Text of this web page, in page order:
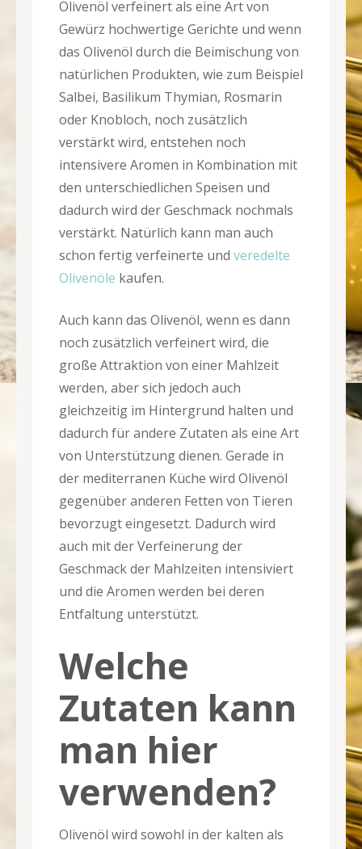
Olivenöl verfeinert als eine Art von
Gewürz hochwertige Gerichte und wenn
das Olivenöl durch die Beimischung von
natürlichen Produkten, wie zum Beispiel
Salbei, Basilikum Thymian, Rosmarin
oder Knobloch, noch zusätzlich
verstärkt wird, entstehen noch
intensivere Aromen in Kombination mit
den unterschiedlichen Speisen und
dadurch wird der Geschmack nochmals
verstärkt. Natürlich kann man auch
schon fertig verfeinerte und veredelte
Olivenöle kaufen.
Auch kann das Olivenöl, wenn es dann
noch zusätzlich verfeinert wird, die
große Attraktion von einer Mahlzeit
werden, aber sich jedoch auch
gleichzeitig im Hintergrund halten und
dadurch für andere Zutaten als eine Art
von Unterstützung dienen. Gerade in
der mediterranen Küche wird Olivenöl
gegenüber anderen Fetten von Tieren
bevorzugt eingesetzt. Dadurch wird
auch mit der Verfeinerung der
Geschmack der Mahlzeiten intensiviert
und die Aromen werden bei deren
Entfaltung unterstützt.
Welche
Zutaten kann
man hier
verwenden?
Olivenöl wird sowohl in der kalten als